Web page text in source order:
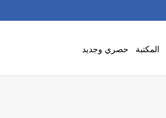
المكتبة حصري وجديد